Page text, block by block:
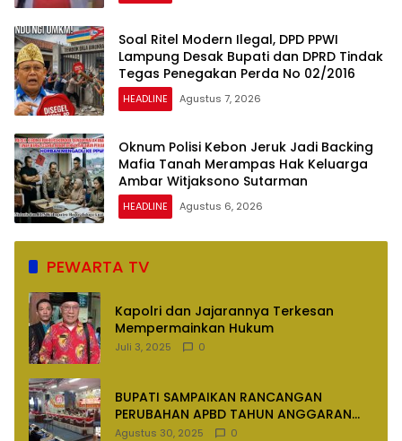
Soal Ritel Modern Ilegal, DPD PPWI
Lampung Desak Bupati dan DPRD Tindak
Tegas Penegakan Perda No 02/2016
HEADLINE Agustus 7, 2026
Oknum Polisi Kebon Jeruk Jadi Backing
Mafia Tanah Merampas Hak Keluarga
Ambar Witjaksono Sutarman
HEADLINE Agustus 6, 2026
PEWARTA TV
Kapolri dan Jajarannya Terkesan
Mempermainkan Hukum
Juli 3, 2025 0
BUPATI SAMPAIKAN RANCANGAN
PERUBAHAN APBD TAHUN ANGGARAN
2025
Agustus 30, 2025 0